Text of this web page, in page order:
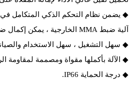
◆ يضمن نظام التحكم الذكي المتكامل في
آلية ضبط MMA الخارجية ، يمكن إكمال ضبط المحاذاة بالليزر دون تفكيك.
◆ سهل التشغيل ، سهل الاستخدام
◆ الآلة بأكملها مقواة ومصممة لمقاومة
◆ درجة الحماية IP66.